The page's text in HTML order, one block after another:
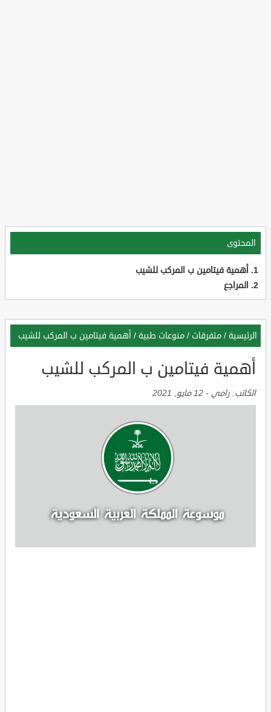
المحتوى
أهمية فيتامين ب المركب للشيب
المراجع
الرئيسية / متفرقات / منوعات طبية / أهمية فيتامين ب المركب للشيب
أهمية فيتامين ب المركب للشيب
الكاتب: رامي - 12 مايو, 2021